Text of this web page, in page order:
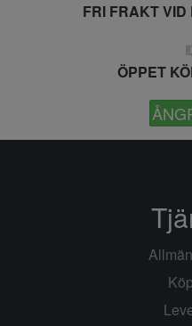
FRI FRAKT VID
ÖPPET